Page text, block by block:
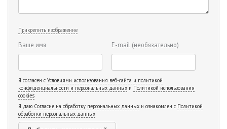
Прикрепить изображение
Ваше имя E-mail (необязательно)
Я согласен с Условиями использования веб-сайта и политикой
конфиденциальности и персональных данных и Политикой использования
cookies
Я даю Согласие на обработку персональных данных и ознакомлен с Политикой
обработки персональных данных